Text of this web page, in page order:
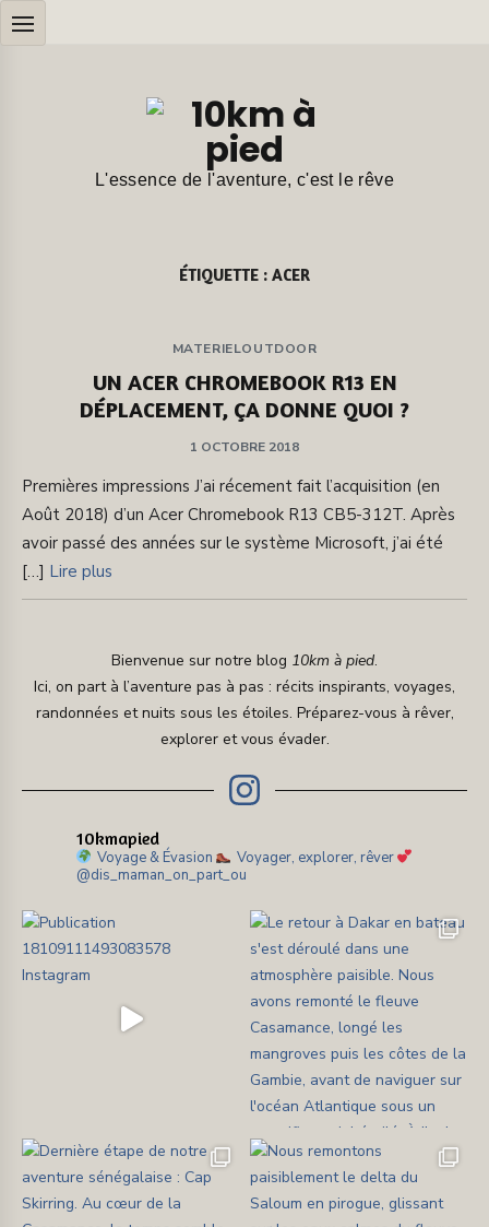
Aller
L'essence de l'aventure, c'est le rêve
ÉTIQUETTE : ACER
MATERIELOUTDOOR
UN ACER CHROMEBOOK R13 EN
DÉPLACEMENT, ÇA DONNE QUOI ?
PUBLIÉ
1 OCTOBRE 2018
Premières impressions J’ai récement fait l’acquisition (en
Août 2018) d’un Acer Chromebook R13 CB5-312T. Après
avoir passé des années sur le système Microsoft, j’ai été
[…] Lire plus
Bienvenue sur notre blog 10km à pied.
Ici, on part à l’aventure pas à pas : récits inspirants, voyages,
randonnées et nuits sous les étoiles. Préparez-vous à rêver,
explorer et vous évader.
10kmapied
Voyage & Évasion
Voyager, explorer, rêver
@dis_maman_on_part_ou